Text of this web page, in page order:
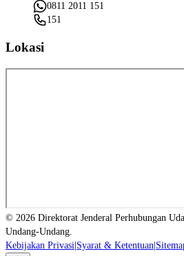
0811 2011 151
151
Lokasi
© 2026 Direktorat Jenderal Perhubungan
Undang-Undang.
Kebijakan Privasi|Syarat & Ketentuan|